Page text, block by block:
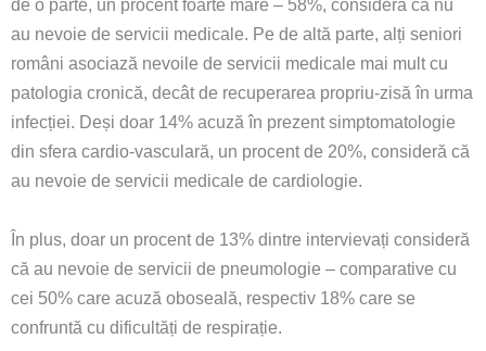
de o parte, un procent foarte mare – 58%, consideră că nu
au nevoie de servicii medicale. Pe de altă parte, alți seniori
români asociază nevoile de servicii medicale mai mult cu
patologia cronică, decât de recuperarea propriu-zisă în urma
infecției. Deși doar 14% acuză în prezent simptomatologie
din sfera cardio-vasculară, un procent de 20%, consideră că
au nevoie de servicii medicale de cardiologie.
În plus, doar un procent de 13% dintre intervievați consideră
că au nevoie de servicii de pneumologie – comparative cu
cei 50% care acuză oboseală, respectiv 18% care se
confruntă cu dificultăți de respirație.